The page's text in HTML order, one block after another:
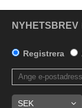
NYHETSBREV
Registrera